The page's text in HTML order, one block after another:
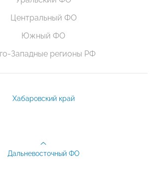
Центральный ФО
Южный ФО
Западные регионы РФ
Хабаровский край
Дальневосточный ФО